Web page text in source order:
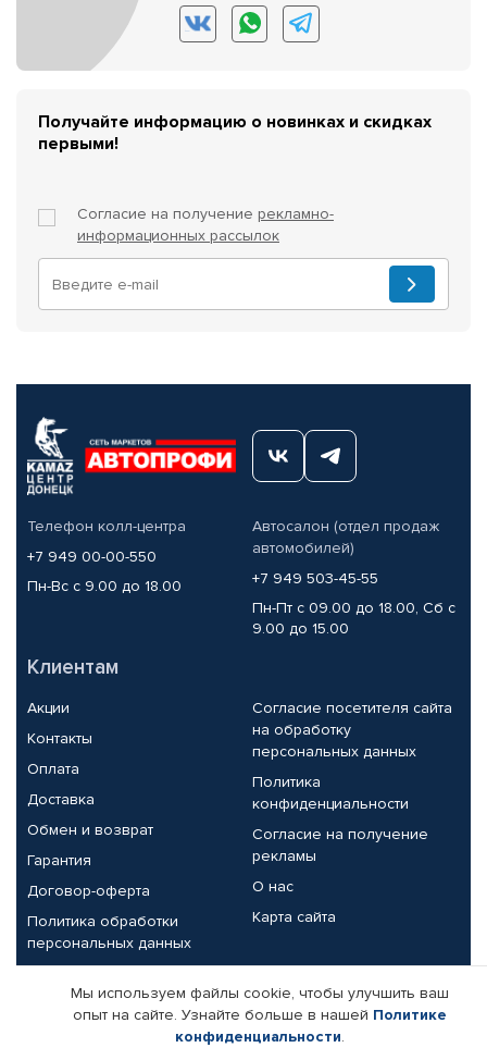
Получайте информацию о новинках и скидках
первыми!
Согласие на получение рекламно-
информационных рассылок
Телефон колл-центра
+7 949 00-00-550
Пн-Вс с 9.00 до 18.00
Автосалон (отдел продаж
автомобилей)
+7 949 503-45-55
Пн-Пт с 09.00 до 18.00, Сб с
9.00 до 15.00
Клиентам
Акции
Контакты
Оплата
Доставка
Обмен и возврат
Гарантия
Договор-оферта
Политика обработки
персональных данных
Согласие посетителя сайта
на обработку
персональных данных
Политика
конфиденциальности
Согласие на получение
рекламы
О нас
Карта сайта
Партнерам
Корпоративным клиентам
Реквизиты компании
Мы используем файлы cookie, чтобы улучшить ваш
опыт на сайте. Узнайте больше в нашей Политике
конфиденциальности.